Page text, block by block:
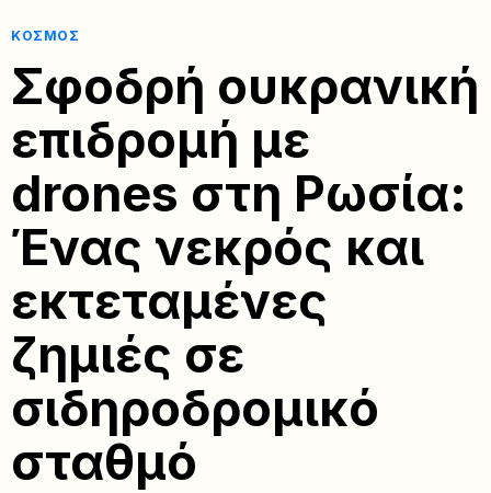
ΚΌΣΜΟΣ
Σφοδρή ουκρανική
επιδρομή με
drones στη Ρωσία:
Ένας νεκρός και
εκτεταμένες
ζημιές σε
σιδηροδρομικό
σταθμό